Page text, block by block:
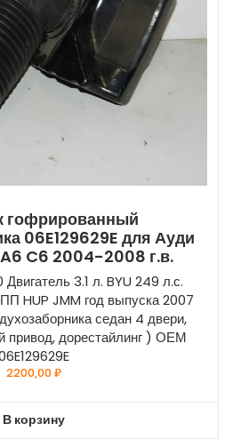
гофрированный
06E129629E для Ауди
C6 2004-2008 г.в.
Двигатель 3.1 л. BYU 249 л.с.
HUP JMM год выпуска 2007
седан 4 двери,
привод, дорестайлинг ) ОЕМ
2200,00₽
В корзину